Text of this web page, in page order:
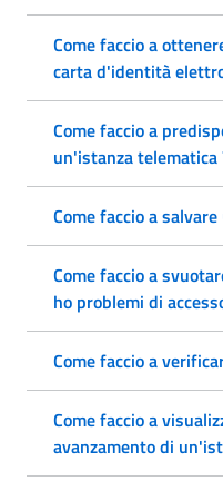
Come faccio a
carta d'identità
Come faccio a
un'istanza telematica
Come faccio a
Come faccio a
ho problemi di
Come faccio a
Come faccio a
avanzamento di